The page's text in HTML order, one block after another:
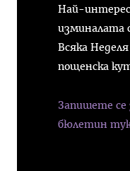
Най-
изминалата
Всяка
пощенска
Запишете
бюлетин